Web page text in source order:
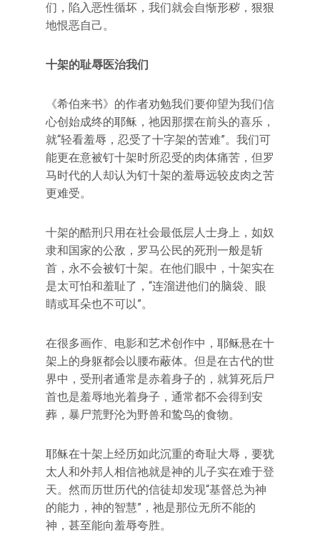
们，陷入恶性循坏，我们就会自惭形秽，狠狠
地恨恶自己。
十架的耻辱医治我们
《希伯来书》的作者劝勉我们要仰望为我们信
心创始成终的耶稣，祂因那摆在前头的喜乐，
就“轻看羞辱，忍受了十字架的苦难”。我们可
能更在意被钉十架时所忍受的肉体痛苦，但罗
马时代的人却认为钉十架的羞辱远较皮肉之苦
更难受。
十架的酷刑只用在社会最低层人士身上，如奴
隶和国家的公敌，罗马公民的死刑一般是斩
首，永不会被钉十架。在他们眼中，十架实在
是太可怕和羞耻了，“连溜进他们的脑袋、眼
睛或耳朵也不可以”。
在很多画作、电影和艺术创作中，耶稣悬在十
架上的身躯都会以腰布蔽体。但是在古代的世
界中，受刑者通常是赤着身子的，就算死后尸
首也是羞辱地光着身子，通常都不会得到安
葬，暴尸荒野沦为野兽和鸷鸟的食物。
耶稣在十架上经历如此沉重的奇耻大辱，要犹
太人和外邦人相信祂就是神的儿子实在难于登
天。然而历世历代的信徒却发现“基督总为神
的能力，神的智慧”，祂是那位无所不能的
神，甚至能向羞辱夸胜。